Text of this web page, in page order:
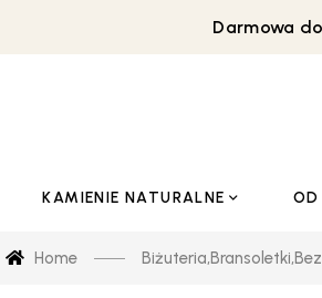
Darmowa
KAMIENIE NATURALNE OD
Home Biżuteria,Bransoletki,